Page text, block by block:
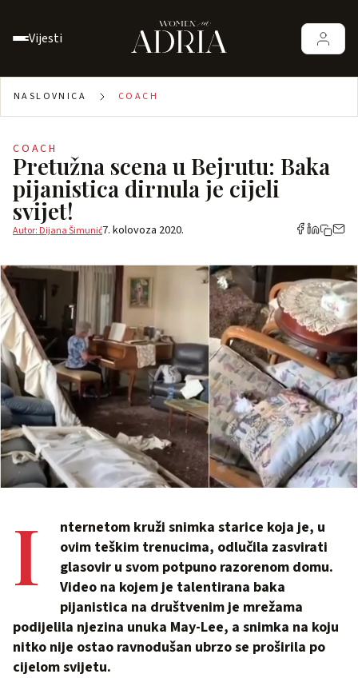
Vijesti
NASLOVNICA COACH
COACH
Pretužna scena u Bejrutu: Baka
pijanistica dirnula je cijeli
svijet!
Autor: Dijana Šimunić7. kolovoza 2020.
I
nternetom kruži snimka starice koja je, u
ovim teškim trenucima, odlučila zasvirati
glasovir u svom potpuno razorenom domu.
Video na kojem je talentirana baka
pijanistica na društvenim je mrežama
podijelila njezina unuka May-Lee, a snimka na koju
nitko nije ostao ravnodušan ubrzo se proširila po
cijelom svijetu.